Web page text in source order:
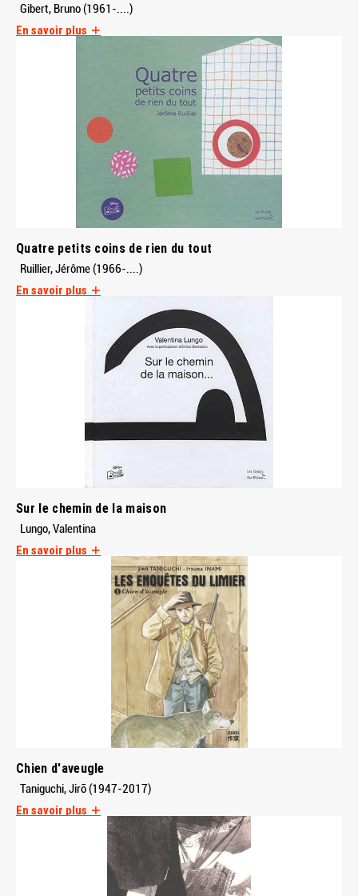
Gibert, Bruno (1961-....)
En savoir plus
Quatre petits coins de rien du tout
Ruillier, Jérôme (1966-....)
En savoir plus
Sur le chemin de la maison
Lungo, Valentina
En savoir plus
Chien d'aveugle
Taniguchi, Jirō (1947-2017)
En savoir plus